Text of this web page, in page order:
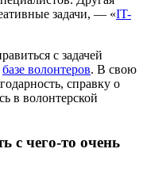
задачи, — «IT-
с задачей
базе волонтеров. В свою
справку о
в волонтерской
с чего-то очень